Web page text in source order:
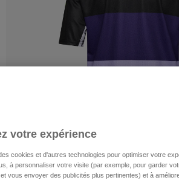
votre expérience
cookies et d'autres technologies pour optimiser votre
à personnaliser votre visite (par exemple, pour garder
vous envoyer des publicités plus pertinentes) et à